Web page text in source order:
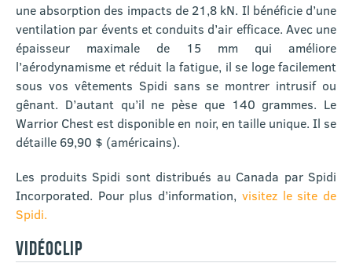
une absorption des impacts de 21,8 kN. Il bénéficie d’une
ventilation par évents et conduits d’air efficace. Avec une
épaisseur maximale de 15 mm qui améliore
l’aérodynamisme et réduit la fatigue, il se loge facilement
sous vos vêtements Spidi sans se montrer intrusif ou
gênant. D’autant qu’il ne pèse que 140 grammes. Le
Warrior Chest est disponible en noir, en taille unique. Il se
détaille 69,90 $ (américains).
Les produits Spidi sont distribués au Canada par Spidi
Incorporated. Pour plus d’information, visitez le site de
Spidi.
VIDÉOCLIP